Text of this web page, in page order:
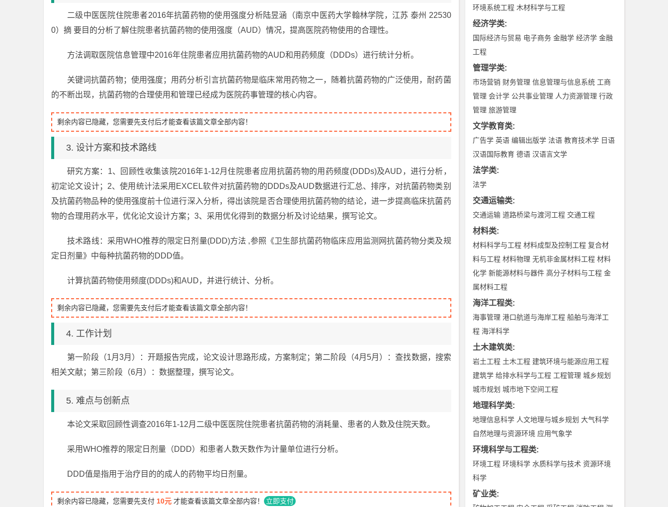
二级中医医院住院患者2016年抗菌药物的使用强度分析陆昱涵（南京中医药大学翰林学院，江苏 泰州 22530
0）摘 要目的分析了解住院患者抗菌药物的使用强度（AUD）情况，提高医院药物使用的合理性。
方法调取医院信息管理中2016年住院患者应用抗菌药物的AUD和用药频度（DDDs）进行统计分析。
关键词抗菌药物；使用强度；用药分析引言抗菌药物是临床常用药物之一，随着抗菌药物的广泛使用，耐药菌
的不断出现，抗菌药物的合理使用和管理已经成为医院药事管理的核心内容。
剩余内容已隐藏，您需要先支付后才能查看该篇文章全部内容！
3. 设计方案和技术路线
研究方案：1、回顾性收集该院2016年1-12月住院患者应用抗菌药物的用药频度(DDDs)及AUD，进行分析，
初定论文设计；2、使用统计法采用EXCEL软件对抗菌药物的DDDs及AUD数据进行汇总、排序，对抗菌药物类别
及抗菌药物品种的使用强度前十位进行深入分析，得出该院是否合理使用抗菌药物的结论，进一步提高临床抗菌药
物的合理用药水平，优化论文设计方案；3、采用优化得到的数据分析及讨论结果，撰写论文。
技术路线：采用WHO推荐的限定日剂量(DDD)方法 ,参照《卫生部抗菌药物临床应用监测网抗菌药物分类及规
定日剂量》中每种抗菌药物的DDD值。
计算抗菌药物使用频度(DDDs)和AUD，并进行统计、分析。
剩余内容已隐藏，您需要先支付后才能查看该篇文章全部内容！
4. 工作计划
第一阶段（1月3月）：开题报告完成，论文设计思路形成，方案制定；第二阶段（4月5月）：查找数据，搜索
相关文献；第三阶段（6月）：数据整理，撰写论文。
5. 难点与创新点
本论文采取回顾性调查2016年1-12月二级中医医院住院患者抗菌药物的消耗量、患者的人数及住院天数。
采用WHO推荐的限定日剂量（DDD）和患者人数天数作为计量单位进行分析。
DDD值是指用于治疗目的的成人的药物平均日剂量。
剩余内容已隐藏，您需要先支付 10元 才能查看该篇文章全部内容！ 立即支付
环境系统工程 木材科学与工程
经济学类:
国际经济与贸易 电子商务 金融学 经济学 金融
工程
管理学类:
市场营销 财务管理 信息管理与信息系统 工商
管理 会计学 公共事业管理 人力资源管理 行政
管理 旅游管理
文学教育类:
广告学 英语 编辑出版学 法语 教育技术学 日语
汉语国际教育 德语 汉语言文学
法学类:
法学
交通运输类:
交通运输 道路桥梁与渡河工程 交通工程
材料类:
材料科学与工程 材料成型及控制工程 复合材
料与工程 材料物理 无机非金属材料工程 材料
化学 新能源材料与器件 高分子材料与工程 金
属材料工程
海洋工程类:
海事管理 港口航道与海岸工程 船舶与海洋工
程 海洋科学
土木建筑类:
岩土工程 土木工程 建筑环境与能源应用工程
建筑学 给排水科学与工程 工程管理 城乡规划
城市规划 城市地下空间工程
地理科学类:
地理信息科学 人文地理与城乡规划 大气科学
自然地理与资源环境 应用气象学
环境科学与工程类:
环境工程 环境科学 水质科学与技术 资源环境
科学
矿业类: